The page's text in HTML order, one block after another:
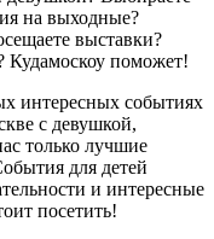
на выходные?
выставки?
Кудамоскоу поможет!
интересных событиях
с девушкой,
только лучшие
для детей
и интересные
посетить!